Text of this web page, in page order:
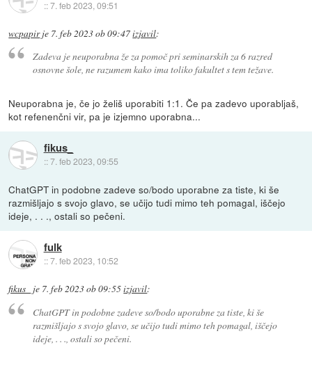
::7. feb 2023, 09:51
wcpapirje 7. feb 2023 ob 09:47izjavil:
Zadeva je neuporabna že za pomoč pri seminarskih za 6 razred
osnovne šole, ne razumem kako ima toliko fakultet s tem težave.
Neuporabna je, če jo želiš uporabiti 1:1. Če pa zadevo uporabljaš,
kot refenenčni vir, pa je izjemno uporabna...
fikus_
::7. feb 2023, 09:55
ChatGPT in podobne zadeve so/bodo uporabne za tiste, ki še
razmišljajo s svojo glavo, se učijo tudi mimo teh pomagal, iščejo
ideje, . . ., ostali so pečeni.
fulk
::7. feb 2023, 10:52
fikus_ je 7. feb 2023 ob 09:55izjavil:
ChatGPT in podobne zadeve so/bodo uporabne za tiste, ki še
razmišljajo s svojo glavo, se učijo tudi mimo teh pomagal, iščejo
ideje, . . ., ostali so pečeni.